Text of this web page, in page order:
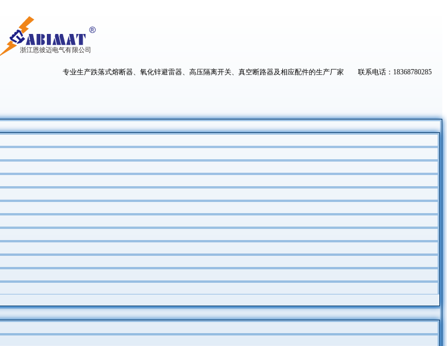
专业生产跌落式熔断器、氧化锌避雷器、高压隔离开关、真空断路器及相应配件的生产厂家 联系电话：18368780285